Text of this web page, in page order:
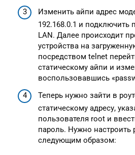
Изменить айпи адрес
192.168.0.1 и подключить
LAN. Далее происходит
устройства на
посредством telnet
статическому айпи и
воспользовавшись
Теперь нужно зайти в
статическому адресу,
пользователя root и
пароль. Нужно настроить
следующим образом: